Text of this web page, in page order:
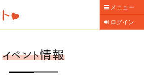
メニュー
ログイン